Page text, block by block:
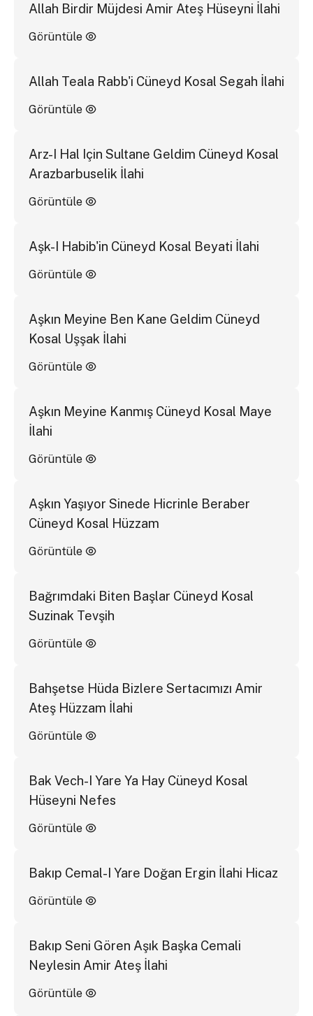
Allah Birdir Müjdesi Amir Ateş Hüseyni İlahi
Görüntüle
Allah Teala Rabb'i Cüneyd Kosal Segah İlahi
Görüntüle
Arz-I Hal Için Sultane Geldim Cüneyd Kosal
Arazbarbuselik İlahi
Görüntüle
Aşk-I Habib'in Cüneyd Kosal Beyati İlahi
Görüntüle
Aşkın Meyine Ben Kane Geldim Cüneyd
Kosal Uşşak İlahi
Görüntüle
Aşkın Meyine Kanmış Cüneyd Kosal Maye
İlahi
Görüntüle
Aşkın Yaşıyor Sinede Hicrinle Beraber
Cüneyd Kosal Hüzzam
Görüntüle
Bağrımdaki Biten Başlar Cüneyd Kosal
Suzinak Tevşih
Görüntüle
Bahşetse Hüda Bizlere Sertacımızı Amir
Ateş Hüzzam İlahi
Görüntüle
Bak Vech-I Yare Ya Hay Cüneyd Kosal
Hüseyni Nefes
Görüntüle
Bakıp Cemal-I Yare Doğan Ergin İlahi Hicaz
Görüntüle
Bakıp Seni Gören Aşık Başka Cemali
Neylesin Amir Ateş İlahi
Görüntüle